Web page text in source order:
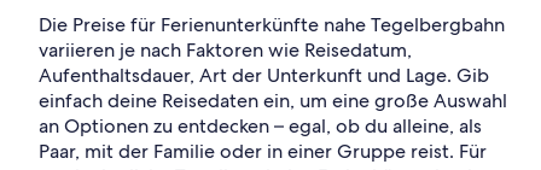
Die Preise für Ferienunterkünfte nahe Tegelbergbahn
variieren je nach Faktoren wie Reisedatum,
Aufenthaltsdauer, Art der Unterkunft und Lage. Gib
einfach deine Reisedaten ein, um eine große Auswahl
an Optionen zu entdecken – egal, ob du alleine, als
Paar, mit der Familie oder in einer Gruppe reist. Für